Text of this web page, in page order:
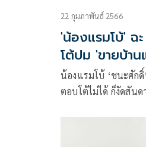
22 กุมภาพันธ์ 2566
'น้องแรมโบ้'
โต้ปม 'ขายบ้า
ค่าคนอื่น
น้องแรมโบ้ ‘ชนะศัก
ตอบโต้ไม่ได้ ก็งัดสัน
ทักษิณ จะดำเนินคดีกั
บ้าน จากบริษัทครอบ